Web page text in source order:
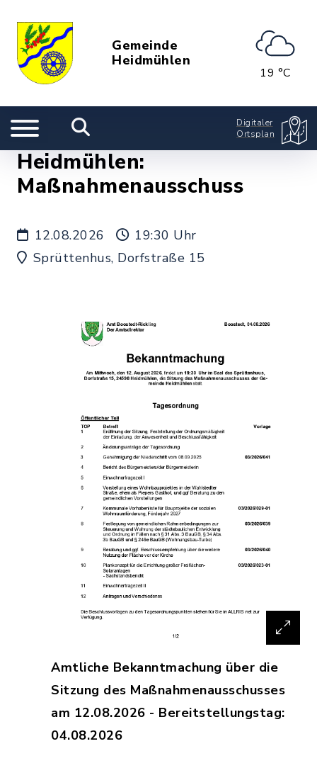
Gemeinde
Heidmühlen
19 °C
Digitaler
Ortsplan
Heidmühlen:
Maßnahmenausschuss
12.08.2026
19:30 Uhr
Sprüttenhus, Dorfstraße 15
Amtliche Bekanntmachung über die
Sitzung des Maßnahmenausschusses
am 12.08.2026 - Bereitstellungstag:
04.08.2026